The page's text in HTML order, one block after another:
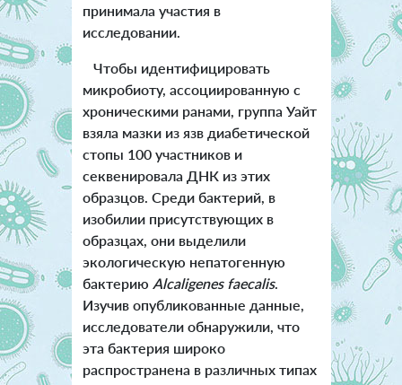
принимала участия в
исследовании.
Чтобы идентифицировать
микробиоту, ассоциированную с
хроническими ранами, группа Уайт
взяла мазки из язв диабетической
стопы 100 участников и
секвенировала ДНК из этих
образцов. Среди бактерий, в
изобилии присутствующих в
образцах, они выделили
экологическую непатогенную
бактерию Alcaligenes faecalis.
Изучив опубликованные данные,
исследователи обнаружили, что
эта бактерия широко
распространена в различных типах